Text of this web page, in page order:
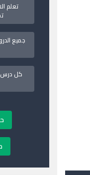
تعلم
جميع